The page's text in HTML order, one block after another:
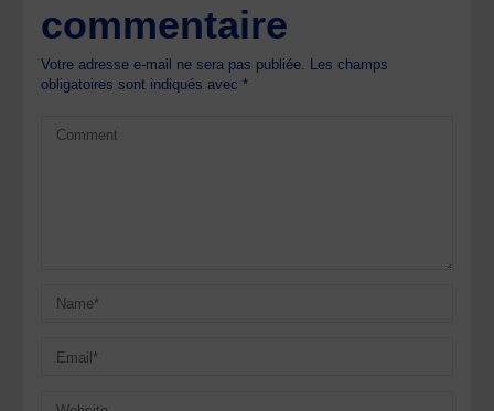
commentaire
Votre adresse e-mail ne sera pas publiée.
Les champs
obligatoires sont indiqués avec*